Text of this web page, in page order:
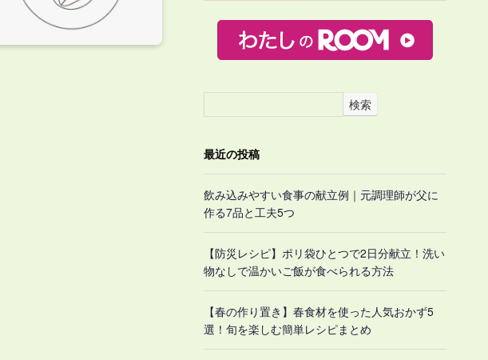
検索
最近の投稿
飲み込みやすい食事の献立例｜元調理師が父に
作る7品と工夫5つ
【防災レシピ】ポリ袋ひとつで2日分献立！洗い
物なしで温かいご飯が食べられる方法
【春の作り置き】春食材を使った人気おかず5
選！旬を楽しむ簡単レシピまとめ